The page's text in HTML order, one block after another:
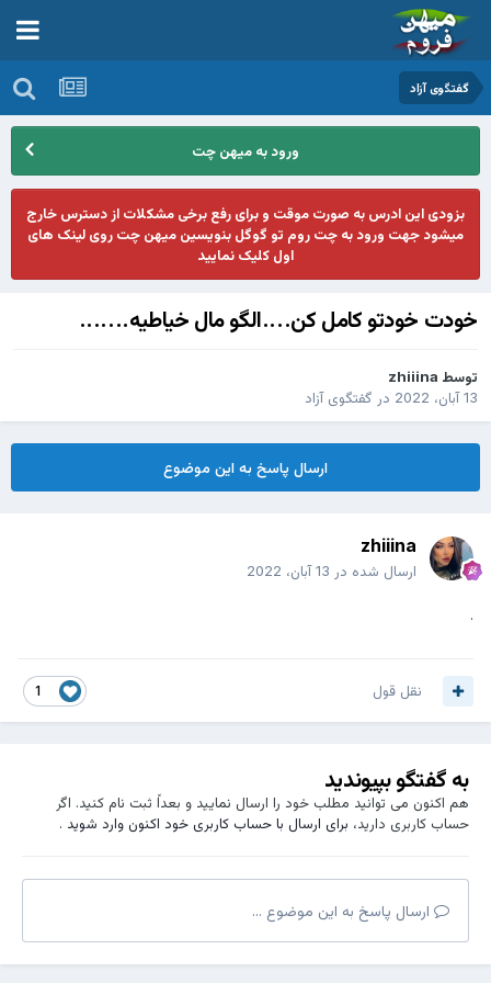
گفتگوی آزاد
ورود به میهن چت
بزودی این ادرس به صورت موقت و برای رفع برخی مشکلات از دسترس خارج
میشود جهت ورود به چت روم تو گوگل بنویسین میهن چت روی لینک های
اول کلیک نمایید
خودت خودتو کامل کن....الگو مال خیاطیه.......
توسط zhiiina
13 آبان، 2022
در گفتگوی آزاد
ارسال پاسخ به این موضوع
zhiiina
ارسال شده در 13 آبان، 2022
نقل قول
به گفتگو بپیوندید
هم اکنون می توانید مطلب خود را ارسال نمایید و بعداً ثبت نام کنید. اگر
حساب کاربری دارید، برای ارسال با حساب کاربری خود اکنون وارد شوید.
ارسال پاسخ به این موضوع ...